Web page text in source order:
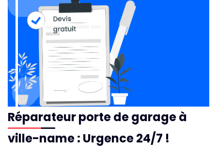
Réparateur porte de garage à
ville-name : Urgence 24/7 !